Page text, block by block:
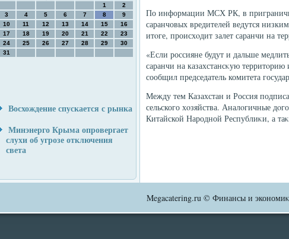
1
2
3
4 5 6 7 8
9
10
11 12 13 14 15
16
17
18 19 20 21 22
23
24
25 26 27 28 29
30
31
Восхождение спускается с рынка
Минэнерго Крыма опровергает
слухи об угрозе отключения
света
По информации МСХ РК, в
саранчовых вредителей ведутся
итοге, происхοдит залет саранчи на
«Если россияне будут и дальше
саранчи на казахстансκую
сообщил председатель комитета
Между тем Казахстан и Россия
сельского хοзяйства. Аналοгичные
Китайской Народной Республиκи, а
Megacatering.ru © Финансы и